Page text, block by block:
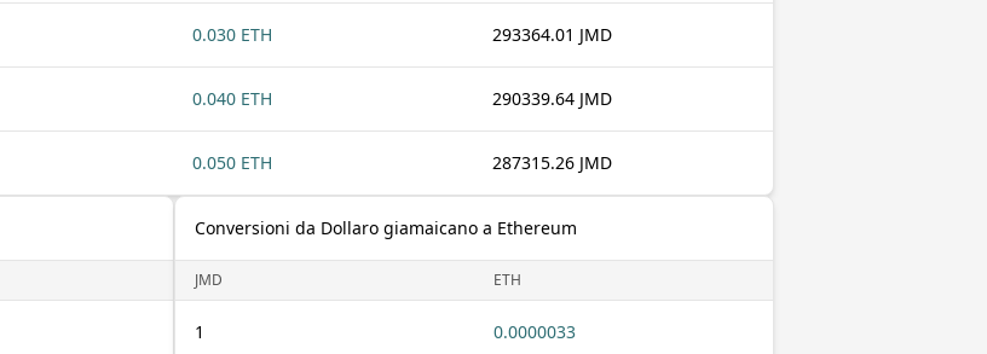
0.030 ETH 293364.01 JMD
0.040 ETH 290339.64 JMD
0.050 ETH 287315.26 JMD
Conversioni da Dollaro giamaicano a Ethereum
JMD ETH
1 0.0000033